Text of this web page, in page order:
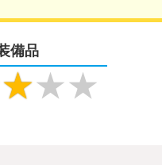
備品
★★★